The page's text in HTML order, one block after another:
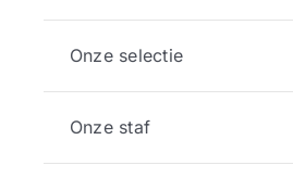
Onze selectie
Onze staf